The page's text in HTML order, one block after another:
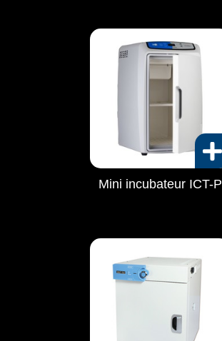
Mini incubateur ICT-P